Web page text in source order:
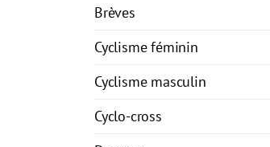
Brèves
Cyclisme féminin
Cyclisme masculin
Cyclo-cross